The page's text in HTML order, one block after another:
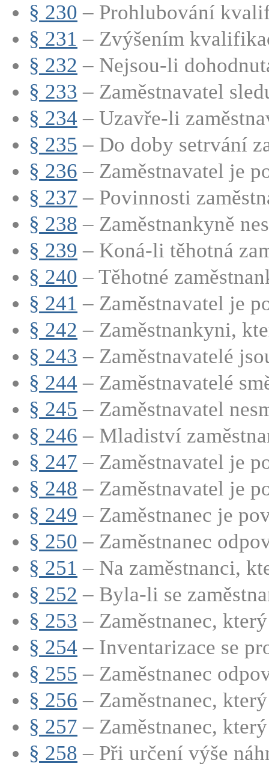
§ 230 – Prohlubování
§ 231 – Zvýšením
§ 232 – Nejsou-li
§ 233 – Zaměstnavatel
§ 234 – Uzavře-li
§ 235 – Do doby setrvání
§ 236 – Zaměstnavatel je
§ 237 – Povinnosti
§ 238 – Zaměstnankyně
§ 239 – Koná-li těhotná
§ 240 – Těhotné
§ 241 – Zaměstnavatel je
§ 242 – Zaměstnankyni,
§ 243 – Zaměstnavatelé
§ 244 – Zaměstnavatelé
§ 245 – Zaměstnavatel
§ 246 – Mladiství
§ 247 – Zaměstnavatel je
§ 248 – Zaměstnavatel je
§ 249 – Zaměstnanec je
§ 250 – Zaměstnanec
§ 251 – Na zaměstnanci,
§ 252 – Byla-li se
§ 253 – Zaměstnanec,
§ 254 – Inventarizace se
§ 255 – Zaměstnanec
§ 256 – Zaměstnanec,
§ 257 – Zaměstnanec,
§ 258 – Při určení výše